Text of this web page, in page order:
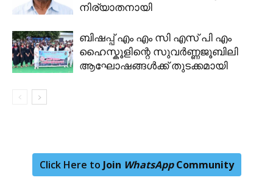
നിര്യാതനായി
ബിഷപ്പ് എം എം സി എസ് പി എം
ഹൈസ്കൂളിന്റെ സുവർണ്ണജൂബിലി
ആഘോഷങ്ങൾക്ക് തുടക്കമായി
Click Here to Join WhatsAppCommunity